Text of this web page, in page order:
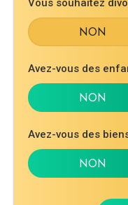
Vous souhaitez
Avez-vous des
Avez-vous des